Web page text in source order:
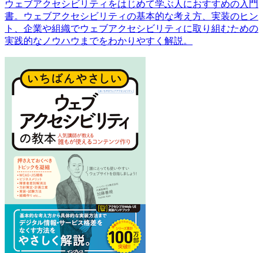
ウェブアクセシビリティをはじめて学ぶ人におすすめの入門
書。ウェブアクセシビリティの基本的な考え方、実装のヒン
ト、企業や組織でウェブアクセシビリティに取り組むための
実践的なノウハウまでをわかりやすく解説。